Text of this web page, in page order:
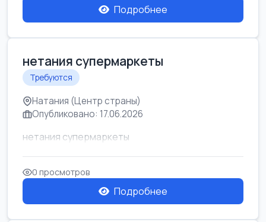
Подробнее
нетания супермаркеты
Требуются
Натания (Центр страны)
Опубликовано: 17.06.2026
нетания супермаркеты
0 просмотров
Подробнее